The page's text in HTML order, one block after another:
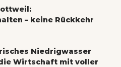
– keine Rückkehr
Niedrigwasser
Wirtschaft mit voller